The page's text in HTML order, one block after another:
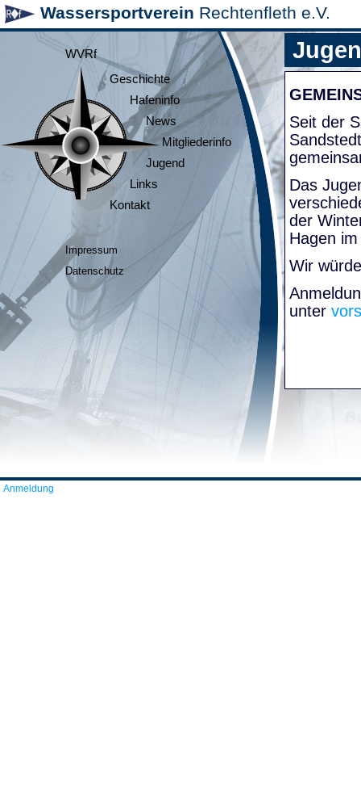
Wassersportverein Rechtenfleth e.V.
WVRf
Geschichte
Hafeninfo
News
Mitgliederinfo
Jugend
Links
Kontakt
Impressum
Datenschutz
Seit der
Das
der
Hagen
Wir
unter
Anmeldung